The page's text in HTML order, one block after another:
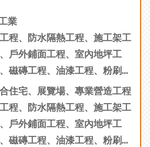
業
程、防水隔熱工程、施工架工
戶外鋪面工程、室內地坪工
磁磚工程、油漆工程、粉刷工
工程、拆除工程、工程統籌管
、木作工程、油漆工程、粉刷
、泥作工程、拆除工程、植栽
工程、施工計劃書編撰
住宅、展覽場、專業營造工程
程、防水隔熱工程、施工架工
戶外鋪面工程、室內地坪工
磁磚工程、油漆工程、粉刷工